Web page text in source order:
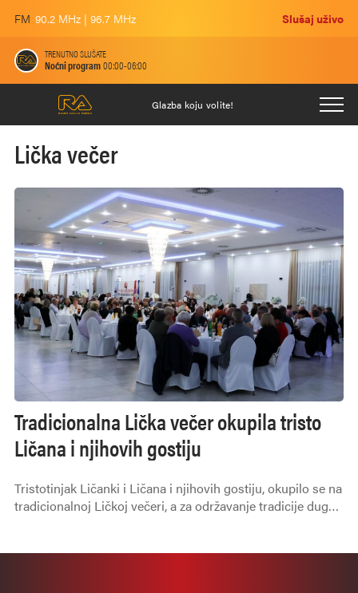
FM 90.2 MHz | 96.7 MHz Slušaj uživo
TRENUTNO SLUŠATE
Noćni program00:00-06:00
Glazba koju volite!
Lička večer
Tradicionalna Lička večer okupila tristo
Ličana i njihovih gostiju
Tristotinjak Ličanki i Ličana i njihovih gostiju, okupilo se na
tradicionalnoj Ličkoj večeri, a za održavanje tradicije duge
ličkoga kraja, ali i ispreplitanju identiteta Like sa